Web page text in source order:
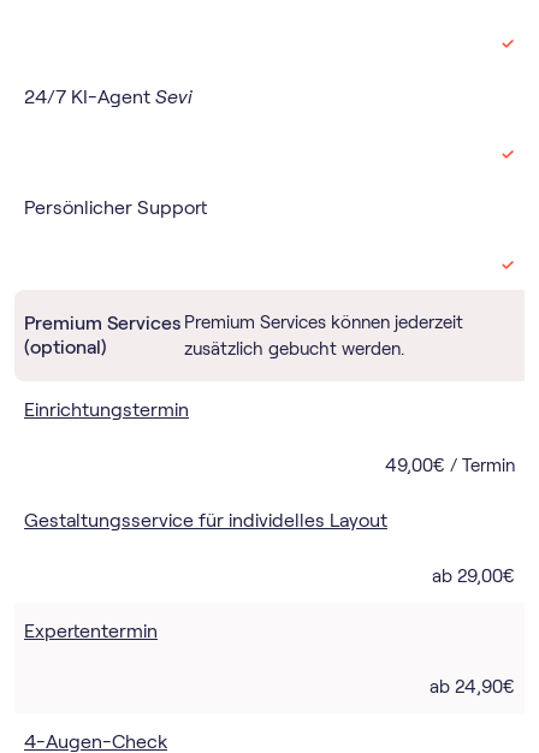
24/7 KI-Agent Sevi
Persönlicher Support
Premium Services
(optional)
Premium Services können jederzeit
zusätzlich gebucht werden.
Einrichtungstermin
49,00€ / Termin
Gestaltungsservice für individelles Layout
ab 29,00€
Expertentermin
ab 24,90€
4-Augen-Check